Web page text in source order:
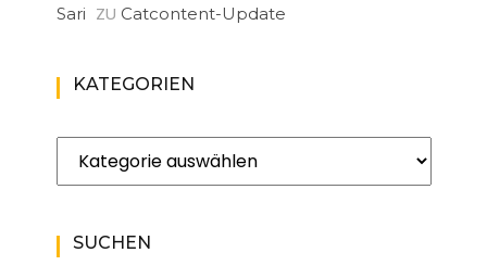
Sari ZU Catcontent-Update
KATEGORIEN
Kategorien
SUCHEN